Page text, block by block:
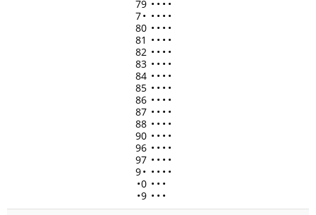
79 • • • •
7• • • • •
80 • • • •
81 • • • •
82 • • • •
83 • • • •
84 • • • •
85 • • • •
86 • • • •
87 • • • •
88 • • • •
90 • • • •
96 • • • •
97 • • • •
9• • • • •
•0 • • •
•9 • • •